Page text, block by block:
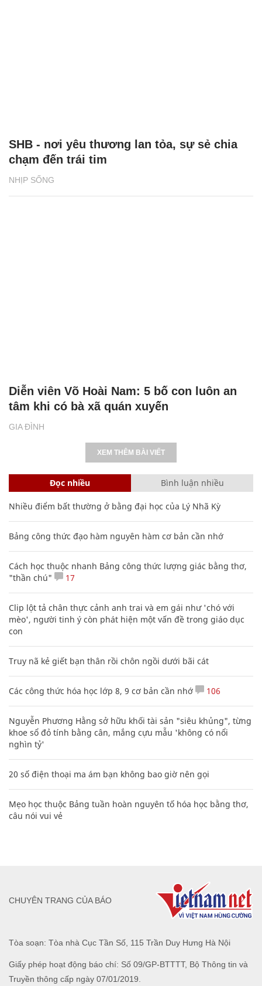
NHỊP SỐNG
SHB - nơi yêu thương lan tỏa, sự sẻ chia
chạm đến trái tim
GIA ĐÌNH
Diễn viên Võ Hoài Nam: 5 bố con luôn an
tâm khi có bà xã quán xuyến
XEM THÊM BÀI VIẾT
Đọc nhiều Bình luận nhiều
Nhiều điểm bất thường ở bằng đại học của Lý Nhã Kỳ
Bảng công thức đạo hàm nguyên hàm cơ bản cần nhớ
Cách học thuộc nhanh Bảng công thức lượng giác bằng thơ,
"thần chú"
17
Clip lột tả chân thực cảnh anh trai và em gái như 'chó với
mèo', người tinh ý còn phát hiện một vấn đề trong giáo dục
con
Truy nã kẻ giết bạn thân rồi chôn ngồi dưới bãi cát
Các công thức hóa học lớp 8, 9 cơ bản cần nhớ 106
Nguyễn Phương Hằng sở hữu khối tài sản "siêu khủng", từng
khoe sổ đỏ tính bằng cân, mắng cựu mẫu 'không có nổi
nghìn tỷ'
20 số điện thoại ma ám bạn không bao giờ nên gọi
Mẹo học thuộc Bảng tuần hoàn nguyên tố hóa học bằng thơ,
câu nói vui vẻ
Tòa soạn: Tòa nhà Cục Tần Số, 115 Trần Duy Hưng Hà Nội
Giấy phép hoạt động báo chí: Số 09/GP-BTTTT, Bộ Thông tin và
Truyền thông cấp ngày 07/01/2019.
CHUYÊN TRANG CỦA BÁO